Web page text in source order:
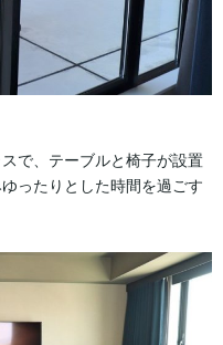
で、テーブルと椅子が設置
ったりとした時間を過ごす